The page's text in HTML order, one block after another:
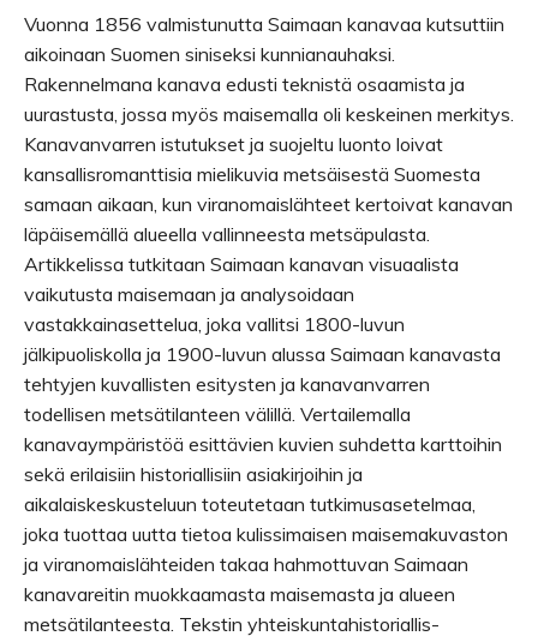
Vuonna 1856 valmistunutta Saimaan kanavaa kutsuttiin
aikoinaan Suomen siniseksi kunnianauhaksi.
Rakennelmana kanava edusti teknistä osaamista ja
uurastusta, jossa myös maisemalla oli keskeinen merkitys.
Kanavanvarren istutukset ja suojeltu luonto loivat
kansallisromanttisia mielikuvia metsäisestä Suomesta
samaan aikaan, kun viranomaislähteet kertoivat kanavan
läpäisemällä alueella vallinneesta metsäpulasta.
Artikkelissa tutkitaan Saimaan kanavan visuaalista
vaikutusta maisemaan ja analysoidaan
vastakkainasettelua, joka vallitsi 1800-luvun
jälkipuoliskolla ja 1900-luvun alussa Saimaan kanavasta
tehtyjen kuvallisten esitysten ja kanavanvarren
todellisen metsätilanteen välillä. Vertailemalla
kanavaympäristöä esittävien kuvien suhdetta karttoihin
sekä erilaisiin historiallisiin asiakirjoihin ja
aikalaiskeskusteluun toteutetaan tutkimusasetelmaa,
joka tuottaa uutta tietoa kulissimaisen maisemakuvaston
ja viranomaislähteiden takaa hahmottuvan Saimaan
kanavareitin muokkaamasta maisemasta ja alueen
metsätilanteesta. Tekstin yhteiskuntahistoriallis-